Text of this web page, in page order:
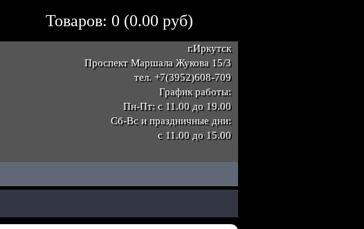
Товаров: 0 (0.00 руб)
г.Иркутск
Проспект Маршала Жукова 15/3
тел. +7(3952)608-709
График работы:
Пн-Пт: с 11.00 до 19.00
Сб-Вс и праздничные дни:
с 11.00 до 15.00